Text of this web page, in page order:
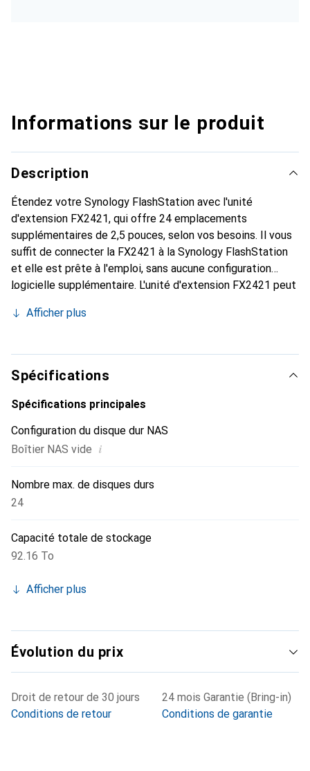
Informations sur le produit
Description
Étendez votre Synology FlashStation avec l'unité
d'extension FX2421, qui offre 24 emplacements
supplémentaires de 2,5 pouces, selon vos besoins. Il vous
suffit de connecter la FX2421 à la Synology FlashStation
et elle est prête à l'emploi, sans aucune configuration
logicielle supplémentaire. L'unité d'extension FX2421 peut
locale dédiée, offrant un accès ultra-rapide.
Afficher plus
Spécifications
Spécifications principales
Configuration du disque dur NAS
Boîtier NAS vide i
Nombre max. de disques durs
24
Capacité totale de stockage
92.16 To
Afficher plus
Évolution du prix
Droit de retour de 30 jours
Conditions de retour
24 mois Garantie (Bring-in)
Conditions de garantie